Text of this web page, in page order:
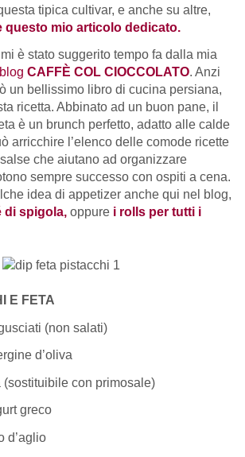
tipica cultivar, e anche su altre,
questo mio articolo dedicato.
mi è stato suggerito tempo fa dalla mia
CAFFÈ COL CIOCCOLATO. Anzi
un bellissimo libro di cucina persiana,
ricetta. Abbinato ad un buon pane, il
è un brunch perfetto, adatto alle calde
arricchire l’elenco delle comode ricette
che aiutano ad organizzare
sempre successo con ospiti a cena.
idea di appetizer anche qui nel blog,
di spigola, oppure i rolls per tutti i
E FETA
(non salati)
d’oliva
(sostituibile con primosale)
greco
d’aglio